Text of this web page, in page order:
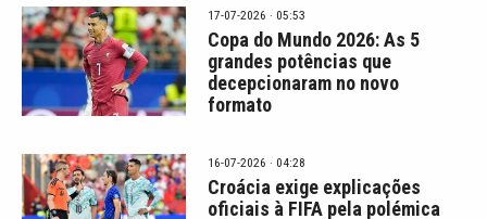
17-07-2026 · 05:53
Copa do Mundo 2026: As 5
grandes potências que
decepcionaram no novo
formato
16-07-2026 · 04:28
Croácia exige explicações
oficiais à FIFA pela polémica